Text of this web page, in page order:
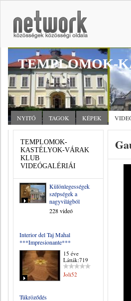
TEMPLOMOK-
NYITÓ TAGOK KÉPEK
TEMPLOMOK-
KASTÉLYOK-VÁRAK
KLUB
VIDEÓGALÉRIÁI
Különlegességek,
szépségek a
nagyvilágból
228 videó
Interior del Taj Mahal
***Impresionante***
15 éve
Látták:719
Joli52
Tükröződés